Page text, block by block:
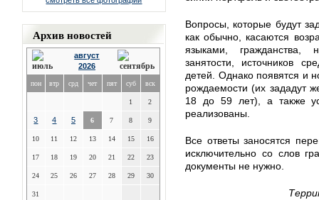
Архив новостей
август
2026
пон втр срд чет пят суб вск
1 2
3 4 5 6 7 8 9
10 11 12 13 14 15 16
17 18 19 20 21 22 23
24 25 26 27 28 29 30
31
Вопросы, которые будут
как обычно, касаются
языками, гражданства,
занятости, источников
детей. Однако появятся и
рождаемости (их зададут
18 до 59 лет), а также
реализованы.
Все ответы заносятся
исключительно со слов
документы не нужно.